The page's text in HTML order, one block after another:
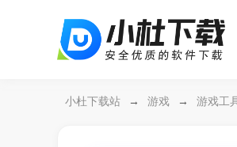
小杜下载站 → 游戏 → 游戏工